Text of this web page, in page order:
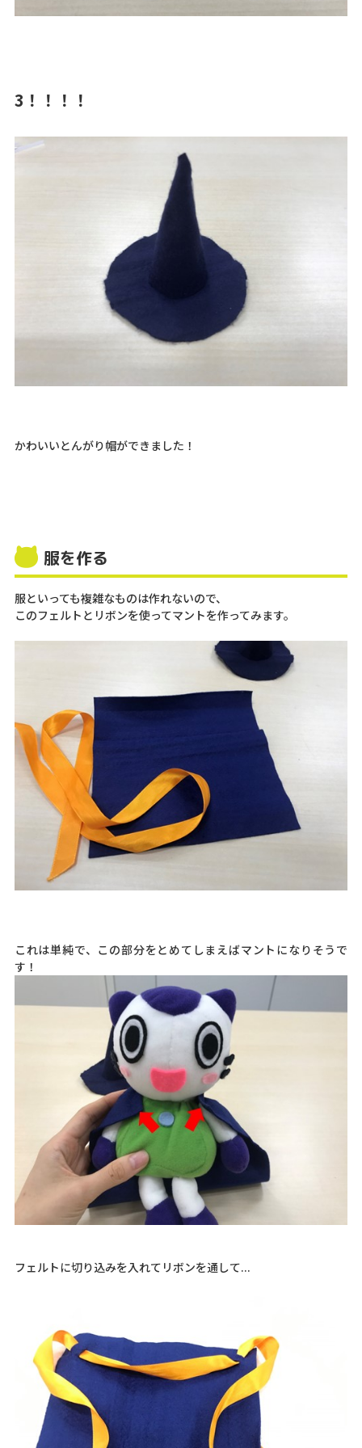
3！！！！
かわいいとんがり帽ができました！
服を作る
服といっても複雑なものは作れないので、
このフェルトとリボンを使ってマントを作ってみます。
これは単純で、この部分をとめてしまえばマントになりそうで
す！
フェルトに切り込みを入れてリボンを通して...